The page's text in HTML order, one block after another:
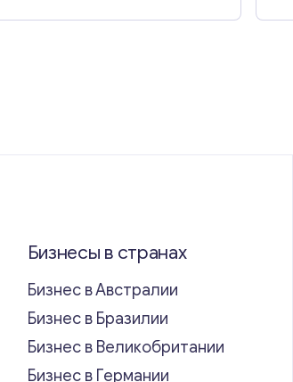
Бизнесы в странах
Бизнес в Австралии
Бизнес в Бразилии
Бизнес в Великобритании
Бизнес в Германии